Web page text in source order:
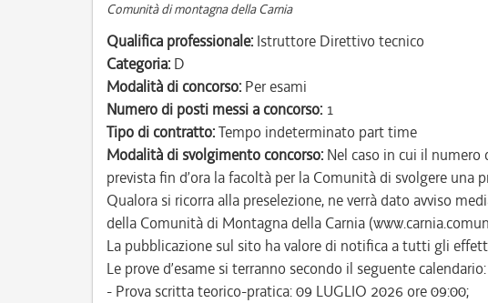
Comunità di montagna della Carnia
Qualifica professionale: Istruttore Direttivo tecnico
Categoria: D
Modalità di concorso: Per esami
Numero di posti messi a concorso: 1
Tipo di contratto:Tempo indeterminato part time
Modalità di svolgimento concorso: Nel caso in cui il numero
prevista fin d’ora la facoltà per la Comunità di svolgere una
Qualora si ricorra alla preselezione, ne verrà dato avviso
della Comunità di Montagna della Carnia
La pubblicazione sul sito ha valore di notifica a tutti gli
Le prove d’esame si terranno secondo il seguente calendario:
- Prova scritta teorico-pratica: 09 LUGLIO 2026 ore 09:00;